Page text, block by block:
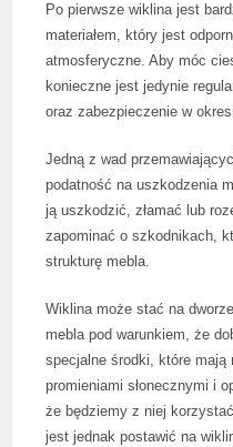
Po pierwsze wiklina jest
materiałem, który jest
atmosferyczne. Aby móc
konieczne jest jedynie
oraz zabezpieczenie w
Jedną z wad
podatność na uszkodzenia
ją uszkodzić, złamać lub
zapominać o szkodnikach,
strukturę mebla.
Wiklina może stać na
mebla pod warunkiem, że
specjalne środki, które mają
promieniami słonecznymi i
że będziemy z niej
jest jednak postawić na